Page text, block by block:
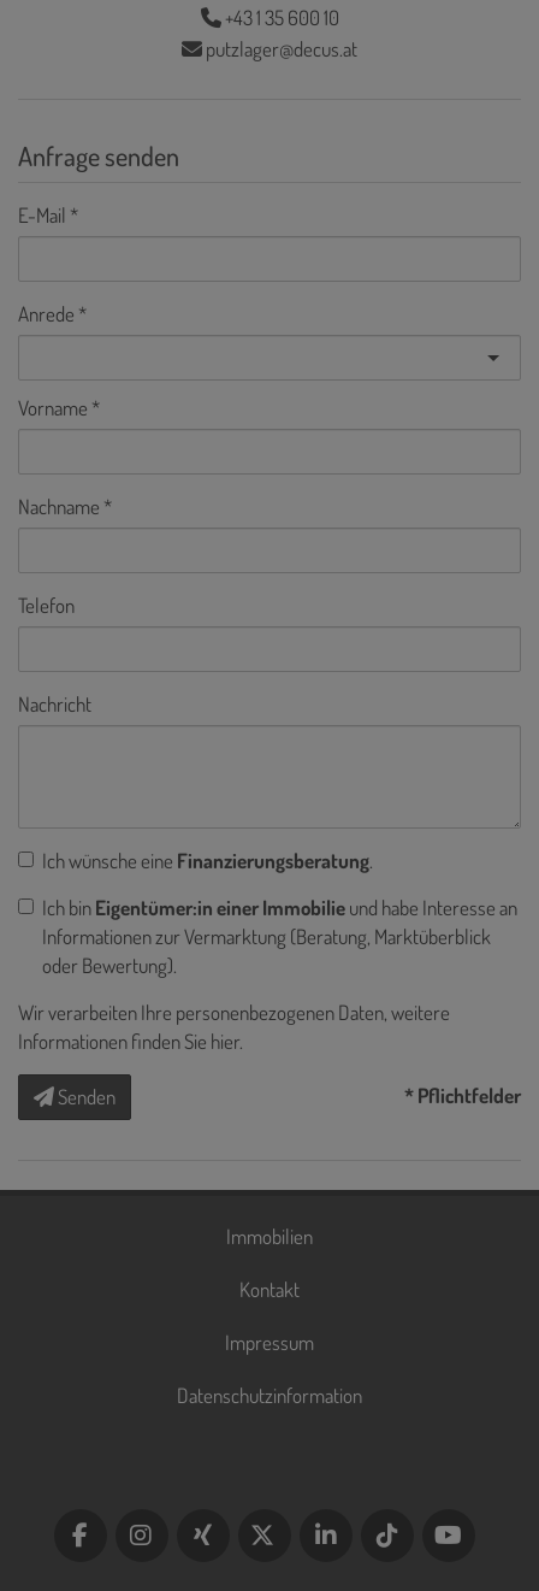
+43 1 35 600 10
putzlager@decus.at
Anfrage senden
E-Mail
Anrede
Vorname
Nachname
Telefon
Nachricht
Ich wünsche eine Finanzierungsberatung.
Ich binEigentümer:in einer Immobilieund habe Interesse an
Informationen zur Vermarktung (Beratung, Marktüberblick
oder Bewertung).
Wir verarbeiten Ihre personenbezogenen Daten, weitere
Informationen finden Sie hier.
Senden * Pflichtfelder
Immobilien
Kontakt
Impressum
Datenschutzinformation